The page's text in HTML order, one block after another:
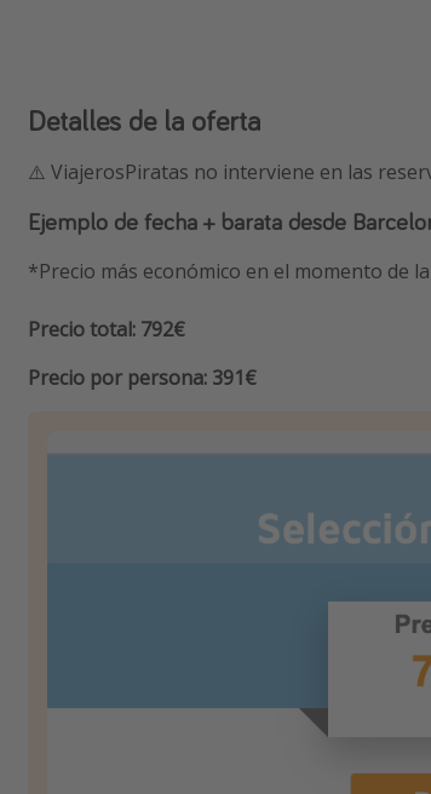
Detalles de la oferta
⚠️ ViajerosPiratas no interviene en las
Ejemplo de fecha + barata desde
*Precio más económico en el momento de
Precio total: 792€
Precio por persona: 391€